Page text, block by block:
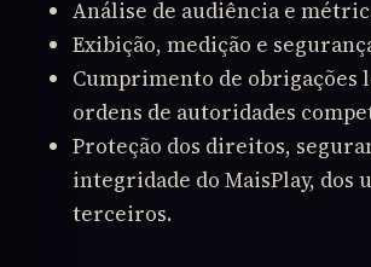
Análise de audiência e
Exibição, medição e
Cumprimento de obrigações
ordens de autoridades
Proteção dos direitos,
integridade do MaisPlay, dos
terceiros.